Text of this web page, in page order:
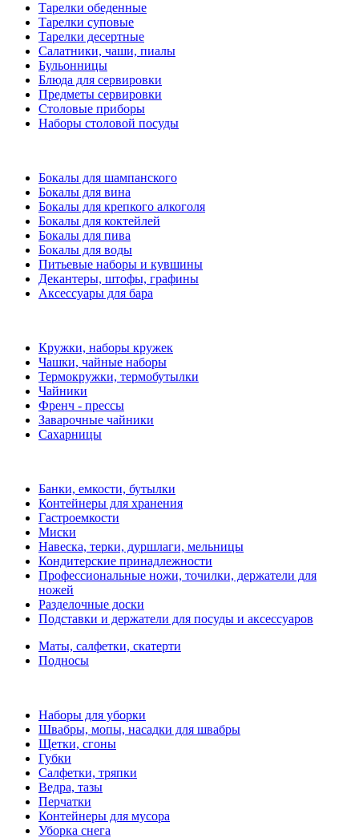
Тарелки обеденные
Тарелки суповые
Тарелки десертные
Салатники, чаши, пиалы
Бульонницы
Блюда для сервировки
Предметы сервировки
Столовые приборы
Наборы столовой посуды
Бокалы для шампанского
Бокалы для вина
Бокалы для крепкого алкоголя
Бокалы для коктейлей
Бокалы для пива
Бокалы для воды
Питьевые наборы и кувшины
Декантеры, штофы, графины
Аксессуары для бара
Кружки, наборы кружек
Чашки, чайные наборы
Термокружки, термобутылки
Чайники
Френч - прессы
Заварочные чайники
Сахарницы
Банки, емкости, бутылки
Контейнеры для хранения
Гастроемкости
Миски
Навеска, терки, дуршлаги, мельницы
Кондитерские принадлежности
Профессиональные ножи, точилки, держатели для
ножей
Разделочные доски
Подставки и держатели для посуды и аксессуаров
Маты, салфетки, скатерти
Подносы
Наборы для уборки
Швабры, мопы, насадки для швабры
Щетки, сгоны
Губки
Салфетки, тряпки
Ведра, тазы
Перчатки
Контейнеры для мусора
Уборка снега